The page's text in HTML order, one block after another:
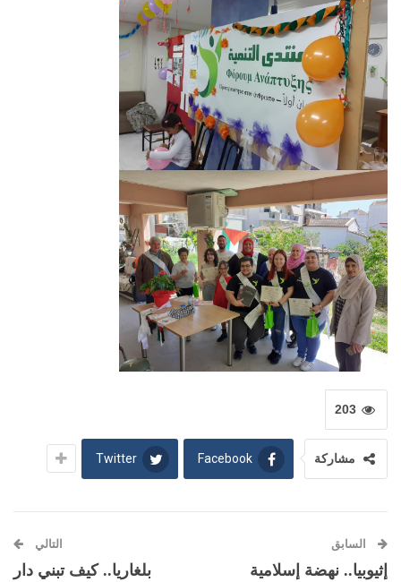
203
مشاركة Facebook
Twitter
السابق
إثيوبيا.. نهضة إسلامية
التالي
بلغاريا.. كيف تبني دار